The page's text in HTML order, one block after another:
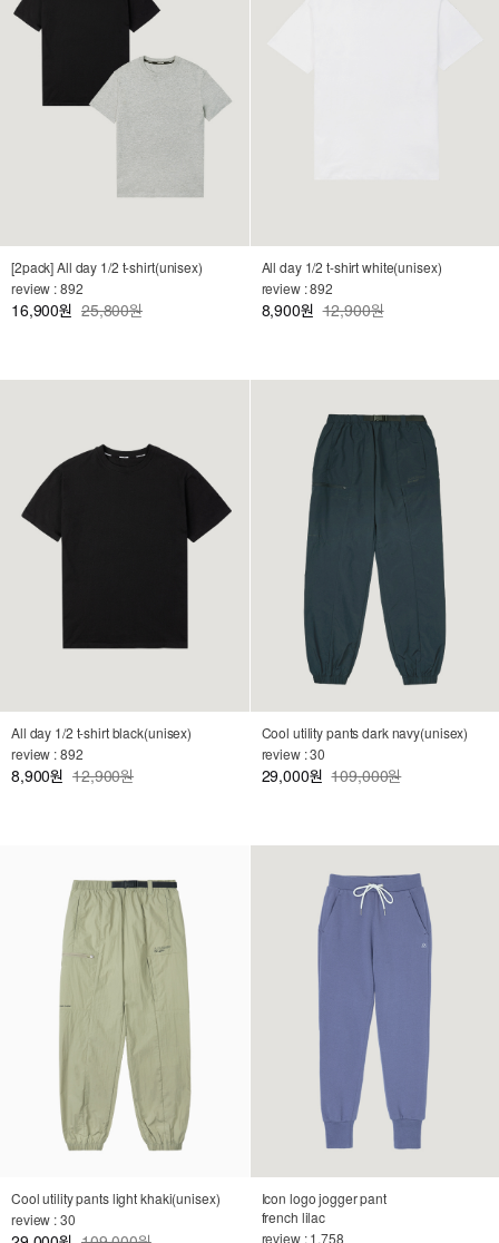
[2pack] All day 1/2 t-shirt(unisex)
review : 892
16,900원 25,800원
All day 1/2 t-shirt white(unisex)
review : 892
8,900원 12,900원
All day 1/2 t-shirt black(unisex)
review : 892
8,900원 12,900원
Cool utility pants dark navy(unisex)
review : 30
29,000원 109,000원
Cool utility pants light khaki(unisex)
review : 30
Icon logo jogger pant
french lilac
review : 1,758